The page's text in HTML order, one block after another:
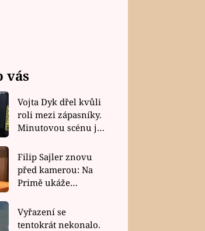
vás
Vojta Dyk dřel kvůli
roli mezi zápasníky.
Minutovou scénu jel
Filip Sajler znovu
před kamerou: Na
Primě ukáže
rychlé recepty
Vyřazení se
tentokrát nekonalo.